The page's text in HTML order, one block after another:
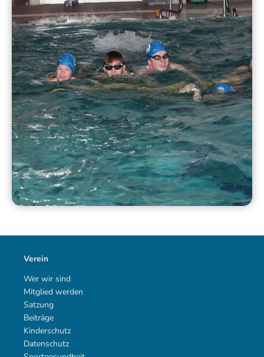
Verein
Wer wir sind
Mitglied werden
Satzung
Beiträge
Kinderschutz
Datenschutz